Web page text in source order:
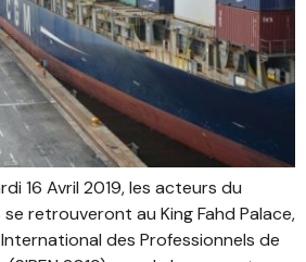
16 Avril 2019, les acteurs du
retrouveront au King Fahd Palace,
des Professionnels de